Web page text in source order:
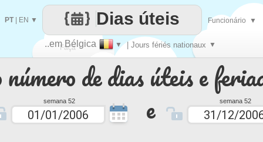
de dias úteis e
semana 52 e semana 52
Faça
cada
..em Bélgica ▼ | Jours fériés nationaux ▼
Dias úteis
PT| EN ▼ Funcionário ▼